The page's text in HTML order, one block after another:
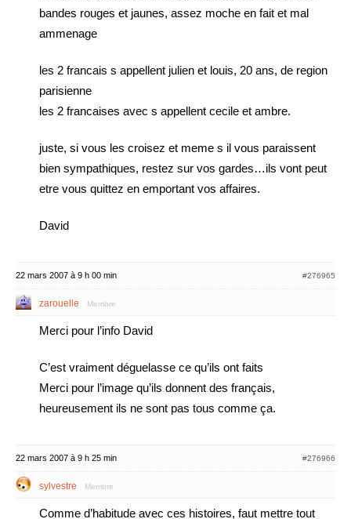
bandes rouges et jaunes, assez moche en fait et mal
ammenage
les 2 francais s appellent julien et louis, 20 ans, de region
parisienne
les 2 francaises avec s appellent cecile et ambre.
juste, si vous les croisez et meme s il vous paraissent
bien sympathiques, restez sur vos gardes…ils vont peut
etre vous quittez en emportant vos affaires.
David
22 mars 2007 à 9 h 00 min #276965
zarouelle Membre
Merci pour l’info David
C’est vraiment déguelasse ce qu’ils ont faits
Merci pour l’image qu’ils donnent des français,
heureusement ils ne sont pas tous comme ça.
22 mars 2007 à 9 h 25 min #276966
sylvestre Membre
Comme d’habitude avec ces histoires, faut mettre tout